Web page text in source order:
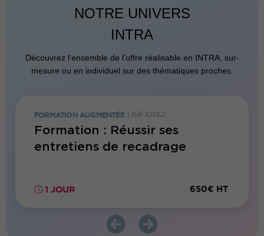
NOTRE UNIVERS
INTRA
Découvrez l’ensemble de l’offre réalisable en INTRA, sur-
mesure ou en individuel sur des thématiques proches.
FORMATION AUGMENTÉE Réf. 10382
Formation : Réussir ses
entretiens de recadrage
1 JOUR 650€ HT